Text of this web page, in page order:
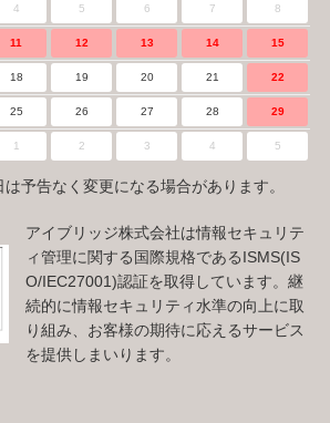
4 5 6 7 8
11 12 13 14 15
18 19 20 21 22
25 26 27 28 29
1 2 3 4 5
予告なく変更になる場合があります。
アイブリッジ株式会社は情報セキュリテ
ィ管理に関する国際規格であるISMS(IS
O/IEC27001)認証を取得しています。継
続的に情報セキュリティ水準の向上に取
り組み、お客様の期待に応えるサービス
を提供しまいります。